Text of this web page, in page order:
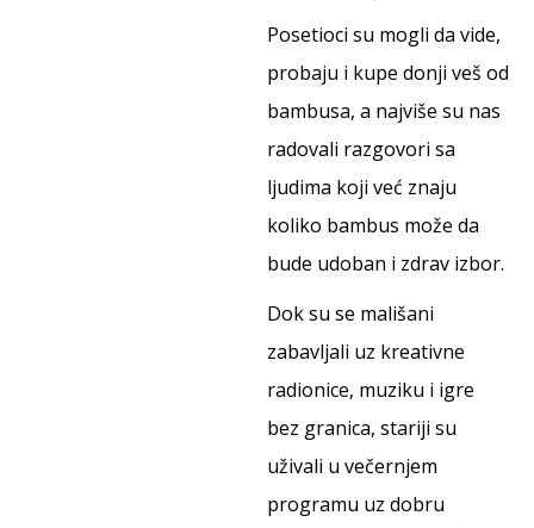
Posetioci su mogli da vide,
probaju i kupe donji veš od
bambusa, a najviše su nas
radovali razgovori sa
ljudima koji već znaju
koliko bambus može da
bude udoban i zdrav izbor.
Dok su se mališani
zabavljali uz kreativne
radionice, muziku i igre
bez granica, stariji su
uživali u večernjem
programu uz dobru